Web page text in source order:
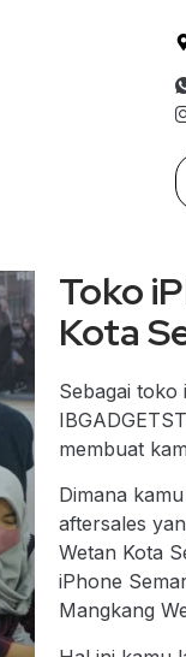
Toko
Kota
Sebagai toko
membuat
Dimana
aftersales
Wetan Kota
iPhone
Mangkang